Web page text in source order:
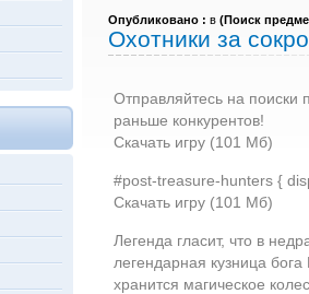
Опубликовано : в (Поиск
Охотники за
Отправляйтесь на поиски
раньше конкурентов!
Скачать игру (101 Мб)
#post-treasure-hunters {
Скачать игру (101 Мб)
Легенда гласит, что в
легендарная кузница
хранится магическое